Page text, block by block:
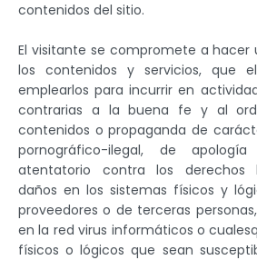
contenidos del sitio.
El visitante se compromete a hacer
los contenidos y servicios, que
emplearlos para incurrir en
contrarias a la buena fe y al
contenidos o propaganda de
pornográfico-ilegal, de
atentatorio contra los derechos
daños en los sistemas físicos y
proveedores o de terceras
en la red virus informáticos o
físicos o lógicos que sean